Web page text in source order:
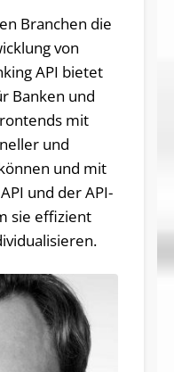
Branchen die
von
API bietet
Banken und
mit
und
und mit
und der API-
sie effizient